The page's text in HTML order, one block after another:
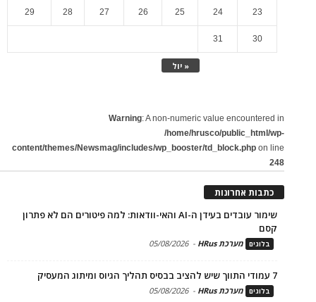
« יול
23
24
25
26
27
28
29
30
31
Warning: A non-numeric value encountered in
/home/hrusco/public_html/wp-
content/themes/Newsmag/includes/wp_booster/td_block.php on line
248
כתבות אחרונות
שימור עובדים בעידן ה-AI והאי-וודאות: למה פיטורים הם לא פתרון
קסם
בלוגים מערכת HRus -
05/08/2026
7 עמודי התווך שיש להציב בבסיס תהליך הגיוס ומיתוג המעסיק
בלוגים מערכת HRus -
05/08/2026